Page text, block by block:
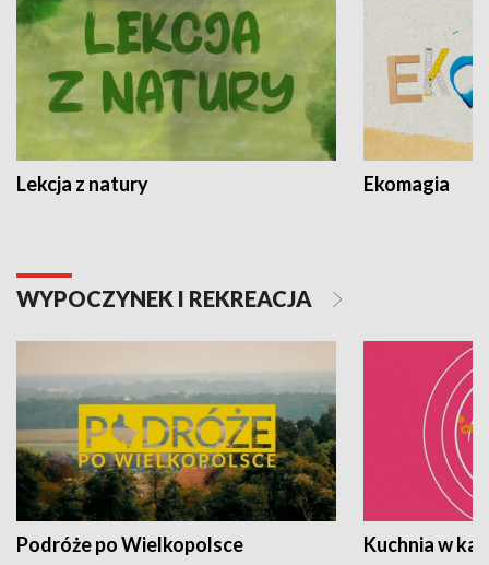
Lekcja z natury Ekomagia
WYPOCZYNEK I REKREACJA
Podróże po Wielkopolsce Kuchnia w